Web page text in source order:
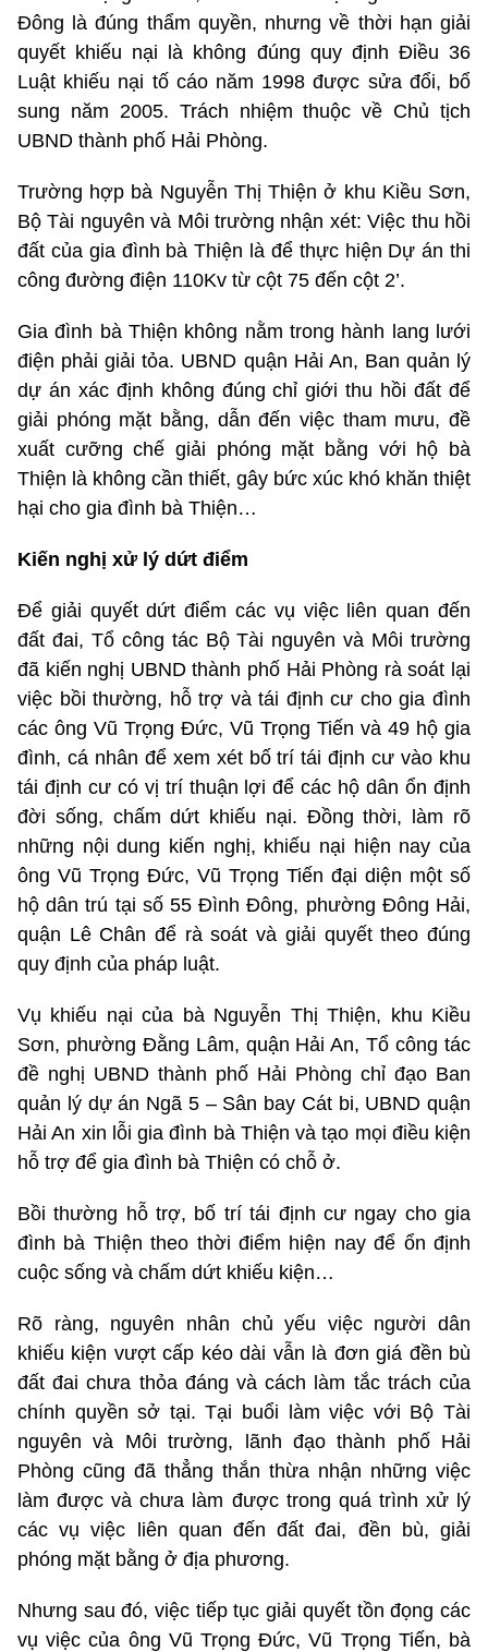
Đông là đúng thẩm quyền, nhưng về thời hạn giải
quyết khiếu nại là không đúng quy định Điều 36
Luật khiếu nại tố cáo năm 1998 được sửa đổi, bổ
sung năm 2005. Trách nhiệm thuộc về Chủ tịch
UBND thành phố Hải Phòng.
Trường hợp bà Nguyễn Thị Thiện ở khu Kiều Sơn,
Bộ Tài nguyên và Môi trường nhận xét: Việc thu hồi
đất của gia đình bà Thiện là để thực hiện Dự án thi
công đường điện 110Kv từ cột 75 đến cột 2’.
Gia đình bà Thiện không nằm trong hành lang lưới
điện phải giải tỏa. UBND quận Hải An, Ban quản lý
dự án xác định không đúng chỉ giới thu hồi đất để
giải phóng mặt bằng, dẫn đến việc tham mưu, đề
xuất cưỡng chế giải phóng mặt bằng với hộ bà
Thiện là không cần thiết, gây bức xúc khó khăn thiệt
hại cho gia đình bà Thiện…
Kiến nghị xử lý dứt điểm
Để giải quyết dứt điểm các vụ việc liên quan đến
đất đai, Tổ công tác Bộ Tài nguyên và Môi trường
đã kiến nghị UBND thành phố Hải Phòng rà soát lại
việc bồi thường, hỗ trợ và tái định cư cho gia đình
các ông Vũ Trọng Đức, Vũ Trọng Tiến và 49 hộ gia
đình, cá nhân để xem xét bố trí tái định cư vào khu
tái định cư có vị trí thuận lợi để các hộ dân ổn định
đời sống, chấm dứt khiếu nại. Đồng thời, làm rõ
những nội dung kiến nghị, khiếu nại hiện nay của
ông Vũ Trọng Đức, Vũ Trọng Tiến đại diện một số
hộ dân trú tại số 55 Đình Đông, phường Đông Hải,
quận Lê Chân để rà soát và giải quyết theo đúng
quy định của pháp luật.
Vụ khiếu nại của bà Nguyễn Thị Thiện, khu Kiều
Sơn, phường Đằng Lâm, quận Hải An, Tổ công tác
đề nghị UBND thành phố Hải Phòng chỉ đạo Ban
quản lý dự án Ngã 5 – Sân bay Cát bi, UBND quận
Hải An xin lỗi gia đình bà Thiện và tạo mọi điều kiện
hỗ trợ để gia đình bà Thiện có chỗ ở.
Bồi thường hỗ trợ, bố trí tái định cư ngay cho gia
đình bà Thiện theo thời điểm hiện nay để ổn định
cuộc sống và chấm dứt khiếu kiện…
Rõ ràng, nguyên nhân chủ yếu việc người dân
khiếu kiện vượt cấp kéo dài vẫn là đơn giá đền bù
đất đai chưa thỏa đáng và cách làm tắc trách của
chính quyền sở tại. Tại buổi làm việc với Bộ Tài
nguyên và Môi trường, lãnh đạo thành phố Hải
Phòng cũng đã thẳng thắn thừa nhận những việc
làm được và chưa làm được trong quá trình xử lý
các vụ việc liên quan đến đất đai, đền bù, giải
phóng mặt bằng ở địa phương.
Nhưng sau đó, việc tiếp tục giải quyết tồn đọng các
vụ việc của ông Vũ Trọng Đức, Vũ Trọng Tiến, bà